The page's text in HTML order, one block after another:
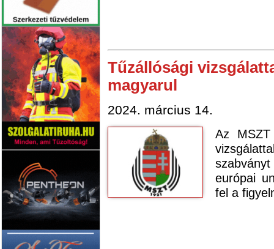
Tűzállósági
magyarul
2024. március 14.
Az
európai
fel a